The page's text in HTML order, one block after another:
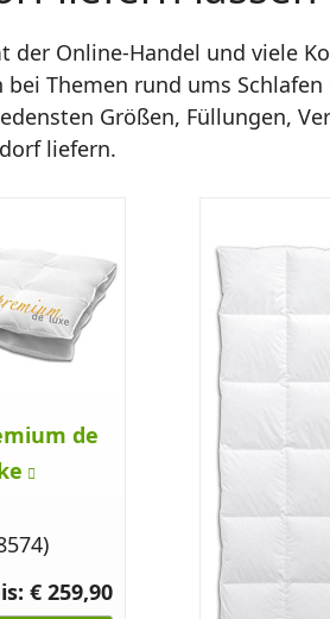
der Online-Handel und viele
Themen rund ums
Größen, Füllungen,
liefern.
de
€ 259,90